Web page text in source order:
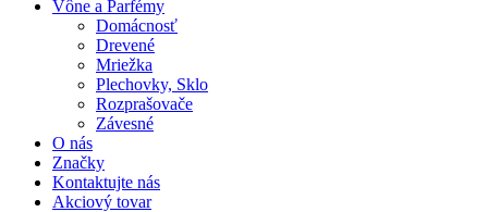
Vône a Parfémy
Domácnosť
Drevené
Mriežka
Plechovky, Sklo
Rozprašovače
Závesné
O nás
Značky
Kontaktujte nás
Akciový tovar